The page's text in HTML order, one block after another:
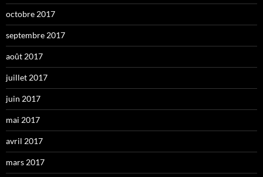
octobre 2017
septembre 2017
août 2017
juillet 2017
juin 2017
mai 2017
avril 2017
mars 2017